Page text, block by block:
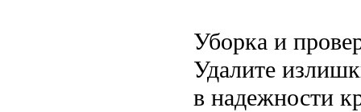
Уборка и
Удалите
в надежности